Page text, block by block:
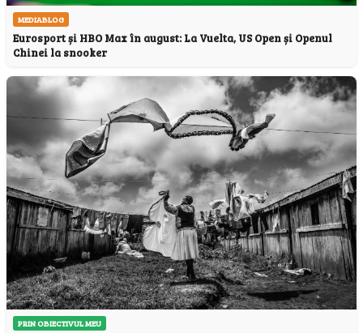
MEDIABLOG
Eurosport și HBO Max în august: La Vuelta, US Open și Openul
Chinei la snooker
PRIN OBIECTIVUL MEU